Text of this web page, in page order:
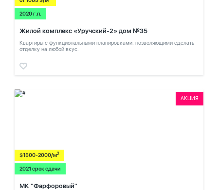
2020 г.п.
Жилой комплекс «Уручский-2» дом №35
Квартиры с функциональными планировками, позволяющими сделать
отделку на любой вкус.
АКЦИЯ
$1500-2000/м2
2021 срок сдачи
МК "Фарфоровый"